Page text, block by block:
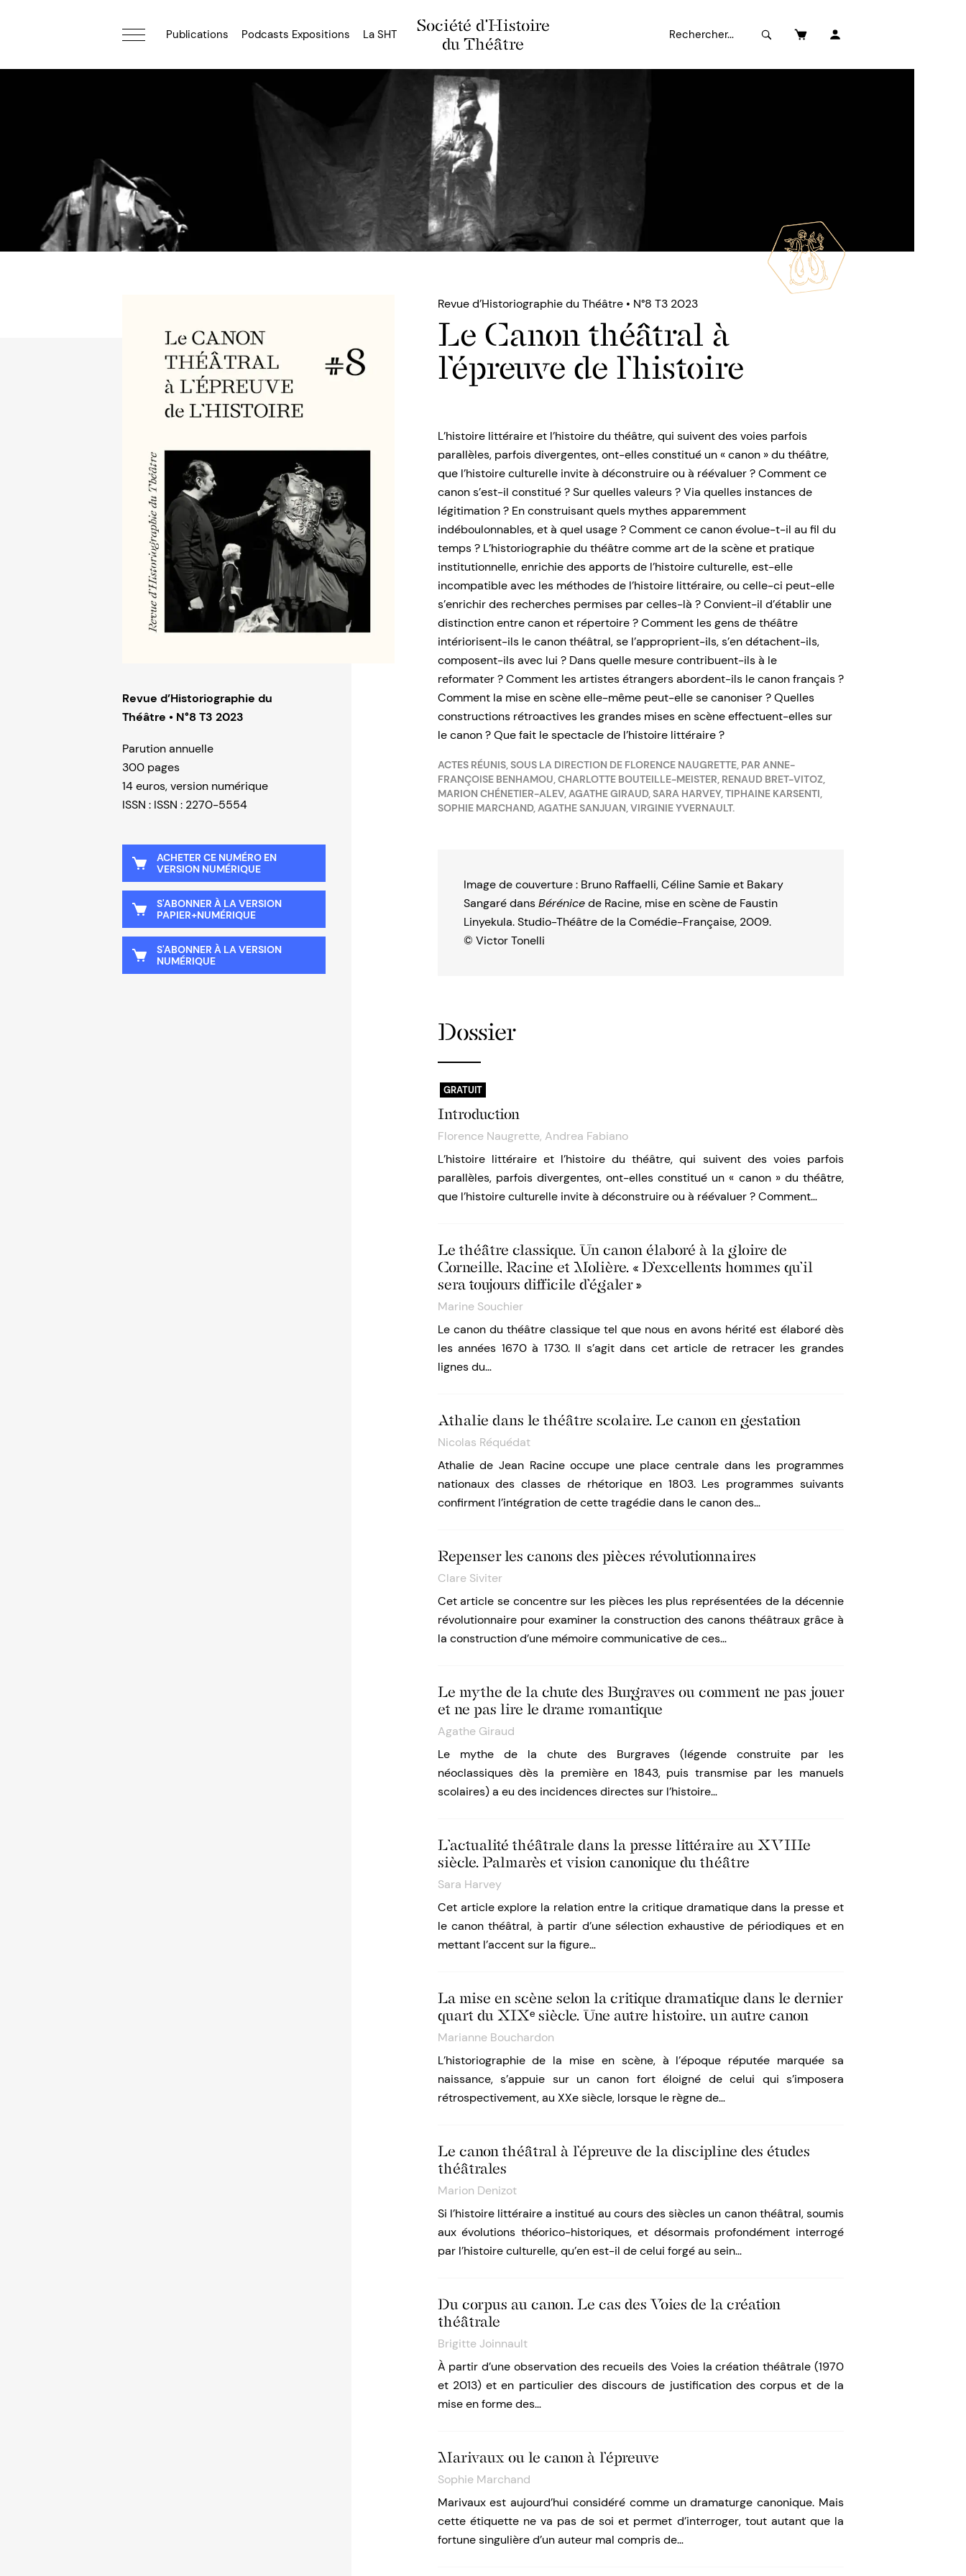
Société d'Histoire
du Théâtre
Publications Podcasts Expositions La SHT
Revue d’Historiographie du
Théâtre • N°8 T3 2023
Parution annuelle
300 pages
14 euros, version numérique
ISSN : ISSN : 2270-5554
ACHETER CE NUMÉRO EN
VERSION NUMÉRIQUE
S'ABONNER À LA VERSION
PAPIER+NUMÉRIQUE
S'ABONNER À LA VERSION
NUMÉRIQUE
Revue d’Historiographie du Théâtre • N°8 T3 2023
Le Canon théâtral à
l’épreuve de l’histoire
L’histoire littéraire et l’histoire du théâtre, qui suivent des voies parfois
parallèles, parfois divergentes, ont-elles constitué un « canon » du théâtre,
que l’histoire culturelle invite à déconstruire ou à réévaluer ? Comment ce
canon s’est-il constitué ? Sur quelles valeurs ? Via quelles instances de
légitimation ? En construisant quels mythes apparemment
indéboulonnables, et à quel usage ? Comment ce canon évolue-t-il au fil du
temps ? L’historiographie du théâtre comme art de la scène et pratique
institutionnelle, enrichie des apports de l’histoire culturelle, est-elle
incompatible avec les méthodes de l’histoire littéraire, ou celle-ci peut-elle
s’enrichir des recherches permises par celles-là ? Convient-il d’établir une
distinction entre canon et répertoire ? Comment les gens de théâtre
intériorisent-ils le canon théâtral, se l’approprient-ils, s’en détachent-ils,
composent-ils avec lui ? Dans quelle mesure contribuent-ils à le
reformater ? Comment les artistes étrangers abordent-ils le canon français ?
Comment la mise en scène elle-même peut-elle se canoniser ? Quelles
constructions rétroactives les grandes mises en scène effectuent-elles sur
le canon ? Que fait le spectacle de l’histoire littéraire ?
ACTES RÉUNIS, SOUS LA DIRECTION DE FLORENCE NAUGRETTE, PAR ANNE-
FRANÇOISE BENHAMOU, CHARLOTTE BOUTEILLE-MEISTER, RENAUD BRET-VITOZ,
MARION CHÉNETIER-ALEV, AGATHE GIRAUD, SARA HARVEY, TIPHAINE KARSENTI,
SOPHIE MARCHAND, AGATHE SANJUAN, VIRGINIE YVERNAULT.
Image de couverture : Bruno Raffaelli, Céline Samie et Bakary
Sangaré dansBérénicede Racine, mise en scène de Faustin
Linyekula. Studio-Théâtre de la Comédie-Française, 2009.
© Victor Tonelli
Dossier
GRATUIT
Introduction
Florence Naugrette, Andrea Fabiano
L’histoire littéraire et l’histoire du théâtre, qui suivent des voies parfois
parallèles, parfois divergentes, ont-elles constitué un « canon » du théâtre,
que l’histoire culturelle invite à déconstruire ou à réévaluer ? Comment…
Le théâtre classique. Un canon élaboré à la gloire de
Corneille, Racine et Molière. « D’excellents hommes qu’il
sera toujours difficile d’égaler »
Marine Souchier
Le canon du théâtre classique tel que nous en avons hérité est élaboré dès
les années 1670 à 1730. Il s’agit dans cet article de retracer les grandes
lignes du…
Athalie dans le théâtre scolaire. Le canon en gestation
Nicolas Réquédat
Athalie de Jean Racine occupe une place centrale dans les programmes
nationaux des classes de rhétorique en 1803. Les programmes suivants
confirment l’intégration de cette tragédie dans le canon des…
Repenser les canons des pièces révolutionnaires
Clare Siviter
Cet article se concentre sur les pièces les plus représentées de la décennie
révolutionnaire pour examiner la construction des canons théâtraux grâce à
la construction d’une mémoire communicative de ces…
Le mythe de la chute des Burgraves ou comment ne pas jouer
et ne pas lire le drame romantique
Agathe Giraud
Le mythe de la chute des Burgraves (légende construite par les
néoclassiques dès la première en 1843, puis transmise par les manuels
scolaires) a eu des incidences directes sur l’histoire…
L’actualité théâtrale dans la presse littéraire au XVIIIe
siècle. Palmarès et vision canonique du théâtre
Sara Harvey
Cet article explore la relation entre la critique dramatique dans la presse et
le canon théâtral, à partir d’une sélection exhaustive de périodiques et en
mettant l’accent sur la figure…
La mise en scène selon la critique dramatique dans le dernier
quart du XIXᵉ siècle. Une autre histoire, un autre canon
Marianne Bouchardon
L’historiographie de la mise en scène, à l’époque réputée marquée sa
naissance, s’appuie sur un canon fort éloigné de celui qui s’imposera
rétrospectivement, au XXe siècle, lorsque le règne de…
Le canon théâtral à l’épreuve de la discipline des études
théâtrales
Marion Denizot
Si l’histoire littéraire a institué au cours des siècles un canon théâtral, soumis
aux évolutions théorico-historiques, et désormais profondément interrogé
par l’histoire culturelle, qu’en est-il de celui forgé au sein…
Du corpus au canon. Le cas des Voies de la création
théâtrale
Brigitte Joinnault
À partir d’une observation des recueils des Voies la création théâtrale (1970
et 2013) et en particulier des discours de justification des corpus et de la
mise en forme des…
Marivaux ou le canon à l’épreuve
Sophie Marchand
Marivaux est aujourd’hui considéré comme un dramaturge canonique. Mais
cette étiquette ne va pas de soi et permet d’interroger, tout autant que la
fortune singulière d’un auteur mal compris de…